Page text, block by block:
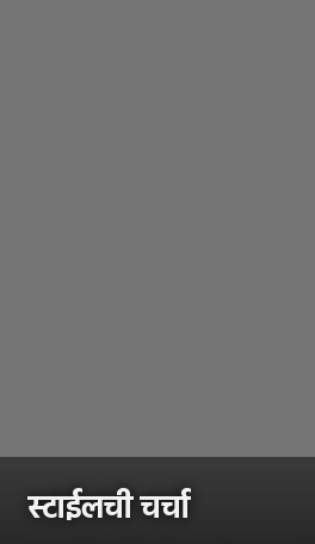
स्टाईलची चर्चा